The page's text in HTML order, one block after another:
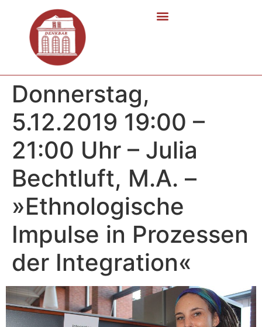
Donnerstag,
5.12.2019 19:00 –
21:00 Uhr – Julia
Bechtluft, M.A. –
»Ethnologische
Impulse in Prozessen
der Integration«